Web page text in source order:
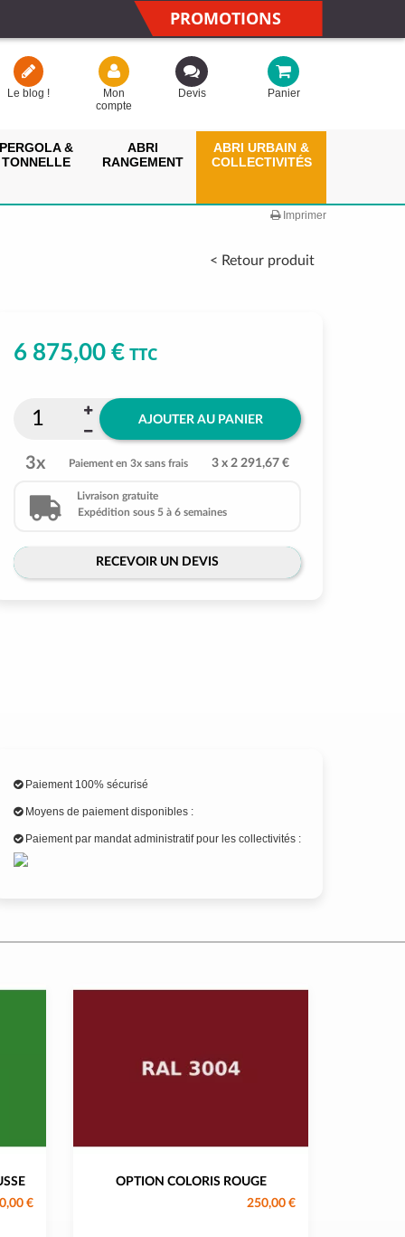
PROMOTIONS
Le blog !
Mon
compte
Devis Panier
PERGOLA &
TONNELLE
ABRI
RANGEMENT
ABRI URBAIN &
COLLECTIVITÉS
Imprimer
< Retour produit
6 875,00 €TTC
AJOUTER AU PANIER
3x Paiement en 3x sans frais 3 x 2 291,67 €
Livraison gratuite
Expédition sous 5 à 6 semaines
RECEVOIR UN DEVIS
Paiement 100% sécurisé
Moyens de paiement disponibles :
Paiement par mandat administratif pour les collectivités :
€
OPTION COLORIS ROUGE
250,00 €